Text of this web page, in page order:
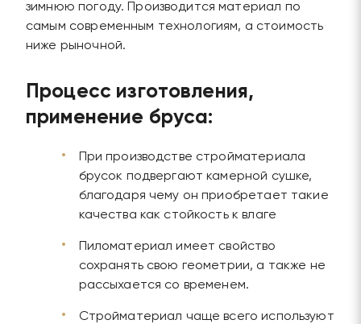
зимнюю погоду. Производится материал по
самым современным технологиям, а стоимость
ниже рыночной.
Процесс изготовления,
применение бруса:
При производстве стройматериала
брусок подвергают камерной сушке,
благодаря чему он приобретает такие
качества как стойкость к влаге
Пиломатериал имеет свойство
сохранять свою геометрии, а также не
рассыхается со временем.
Стройматериал чаще всего используют